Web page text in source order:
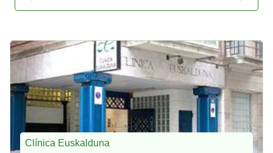
Clínica Euskalduna